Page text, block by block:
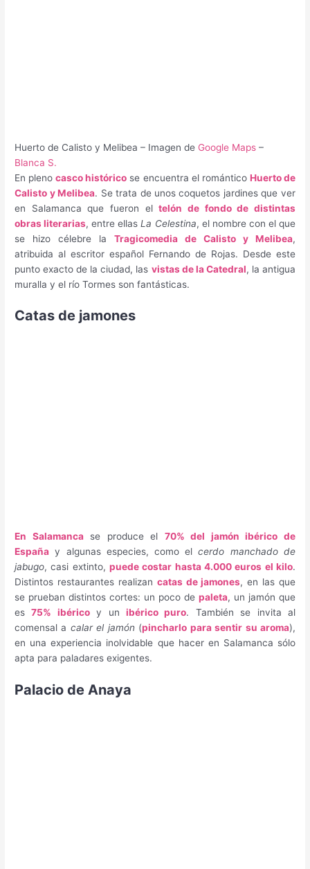
Huerto de Calisto y Melibea – Imagen de Google Maps –
Blanca S.
En plenocasco histórico se encuentra el romántico Huerto de
Calisto y Melibea. Se trata de unos coquetos jardines que ver
en Salamanca que fueron eltelón de fondo de distintas
obras literarias, entre ellasLa Celestina, el nombre con el que
se hizo célebre la Tragicomedia de Calisto y Melibea,
atribuida al escritor español Fernando de Rojas. Desde este
punto exacto de la ciudad, las vistas de la Catedral, la antigua
muralla y el río Tormes son fantásticas.
Catas de jamones
En Salamancase produce el 70% del jamón ibérico de
España y algunas especies, como elcerdo manchado de
jabugo, casi extinto,puede costar hasta 4.000 euros el kilo.
Distintos restaurantes realizan catas de jamones, en las que
se prueban distintos cortes: un poco de paleta, un jamón que
es75% ibéricoy un ibérico puro. También se invita al
comensal a calar el jamón (pincharlo para sentir su aroma),
en una experiencia inolvidable que hacer en Salamanca sólo
apta para paladares exigentes.
Palacio de Anaya